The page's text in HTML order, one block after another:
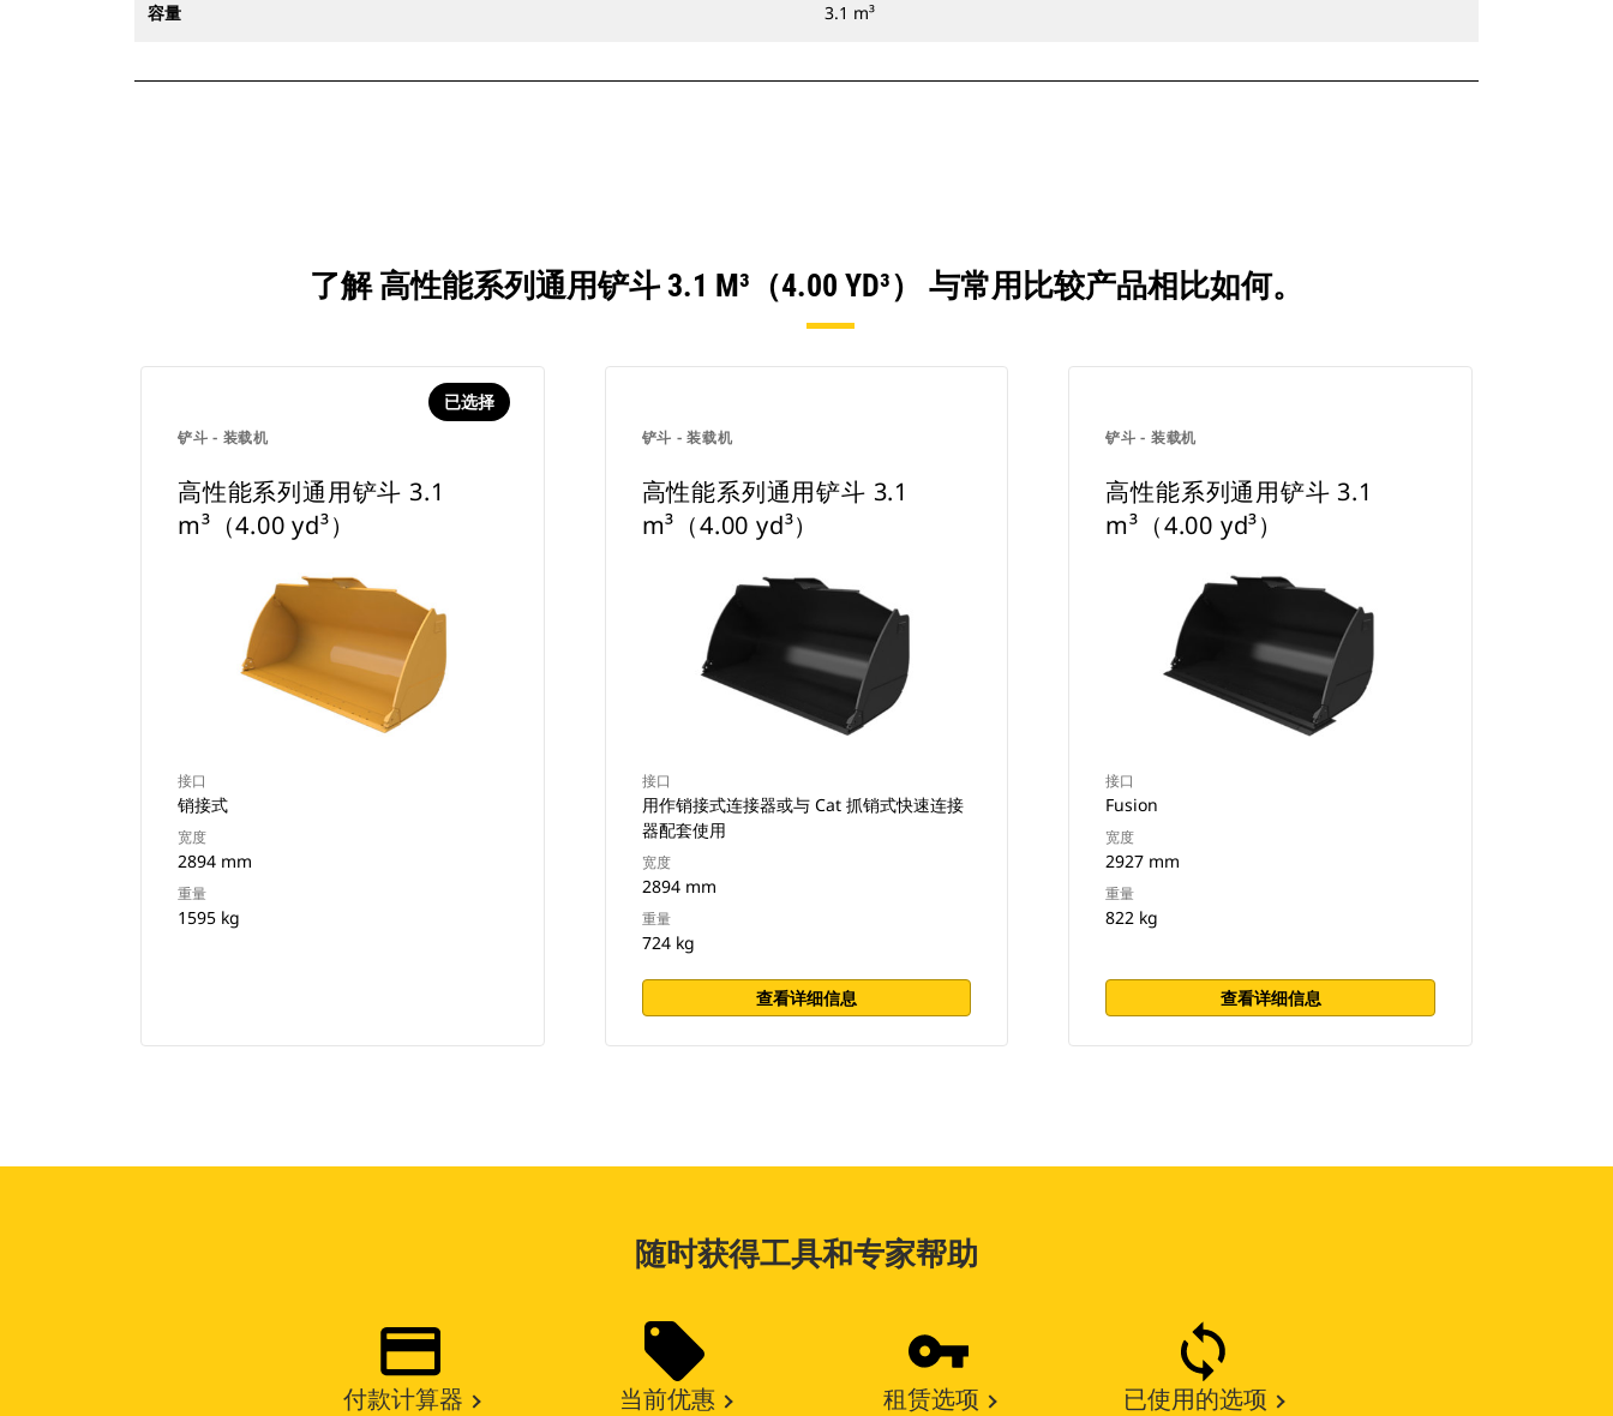
容量 3.1 m³
了解 高性能系列通用铲斗 3.1 M³（4.00 YD³） 与常用比较产品相比如何。
铲斗 - 装载机
已选择
高性能系列通用铲斗 3.1
m³（4.00 yd³）
接口
销接式
宽度
2894 mm
重量
1595 kg
铲斗 - 装载机
高性能系列通用铲斗 3.1
m³（4.00 yd³）
接口
用作销接式连接器或与 Cat 抓销式快速连接
器配套使用
宽度
2894 mm
重量
724 kg
查看详细信息
铲斗 - 装载机
高性能系列通用铲斗 3.1
m³（4.00 yd³）
接口
Fusion
宽度
2927 mm
重量
822 kg
查看详细信息
随时获得工具和专家帮助
付款计算器 当前优惠 租赁选项 已使用的选项